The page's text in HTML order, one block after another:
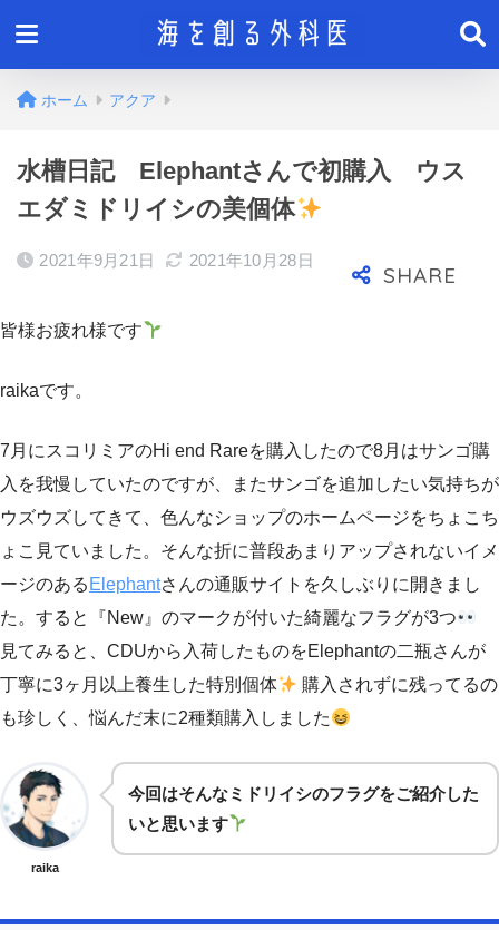
ホーム アクア
水槽日記 Elephantさんで初購入 ウス
エダミドリイシの美個体
2021年9月21日 2021年10月28日
皆様お疲れ様です
raikaです。
7月にスコリミアのHi end Rareを購入したので8月はサンゴ購
入を我慢していたのですが、またサンゴを追加したい気持ちが
ウズウズしてきて、色んなショップのホームページをちょこち
ょこ見ていました。そんな折に普段あまりアップされないイメ
ージのある Elephantさんの通販サイトを久しぶりに開きまし
た。すると『New』のマークが付いた綺麗なフラグが3つ
見てみると、CDUから入荷したものをElephantの二瓶さんが
丁寧に3ヶ月以上養生した特別個体
購入されずに残ってるの
も珍しく、悩んだ末に2種類購入しました
raika
今回はそんなミドリイシのフラグをご紹介した
いと思います